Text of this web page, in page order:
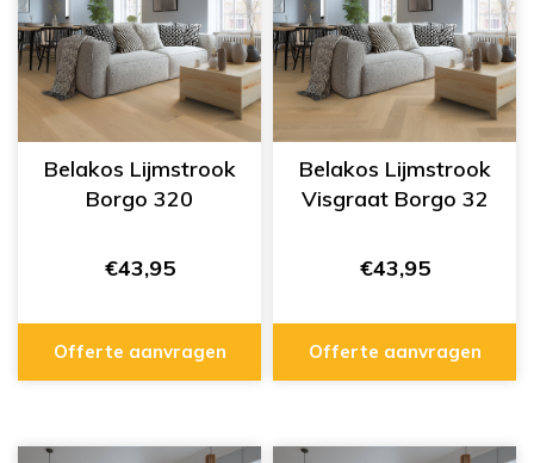
Belakos Lijmstrook
Borgo 320
€43,95
Offerte aanvragen
Belakos Lijmstrook
Visgraat Borgo 32
€43,95
Offerte aanvragen